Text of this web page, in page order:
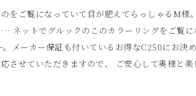
をご覧になっていて目が肥えてらっしゃるM様
ネットでグルックのこのカラーリングをご覧
メーカー保証も付いているお得なC250にお決
させていただきますので、 ご安心して奥様と